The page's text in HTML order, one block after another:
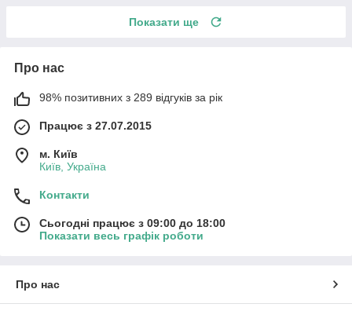
Показати ще
Про нас
98% позитивних з 289 відгуків за рік
Працює з 27.07.2015
м. Київ
Київ, Україна
Контакти
Сьогодні працює з 09:00 до 18:00
Показати весь графік роботи
Про нас